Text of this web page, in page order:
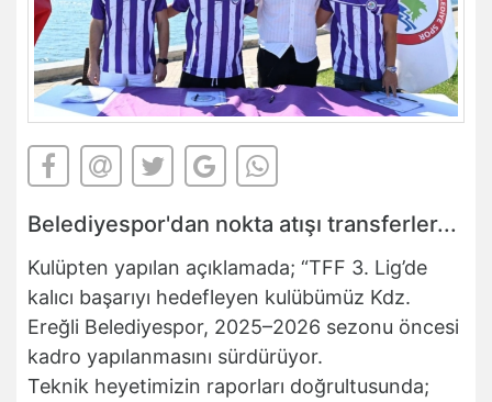
Belediyespor'dan nokta atışı transferler...
Kulüpten yapılan açıklamada; “TFF 3. Lig’de
kalıcı başarıyı hedefleyen kulübümüz Kdz.
Ereğli Belediyespor, 2025–2026 sezonu öncesi
kadro yapılanmasını sürdürüyor.
Teknik heyetimizin raporları doğrultusunda;